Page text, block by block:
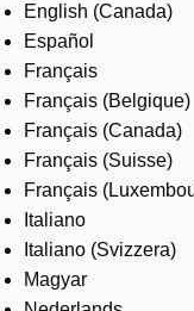
English (Canada)
Español
Français
Français (Belgique)
Français (Canada)
Français (Suisse)
Français
Italiano
Italiano (Svizzera)
Magyar